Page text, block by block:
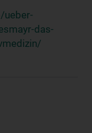
ueber-
das-